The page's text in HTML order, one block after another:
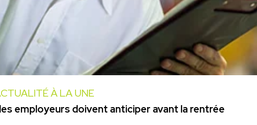
À LA UNE
employeurs doivent anticiper avant la rentrée